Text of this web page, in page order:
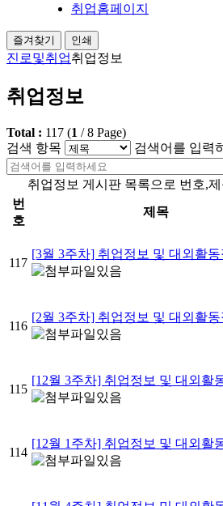
취업홈페이지
즐겨찾기 인쇄
진로및취업취업정보
취업정보
Total : 117 (1 /8 Page)
검색 항목
검색어를 입력
취업정보 게시판 목록으로 번호,
번
호
제목
117
[3월 3주차] 취업정보 및 대외활동
116
[2월 3주차] 취업정보 및 대외활동
115
[12월 3주차] 취업정보 및 대외활
114
[12월 1주차] 취업정보 및 대외활